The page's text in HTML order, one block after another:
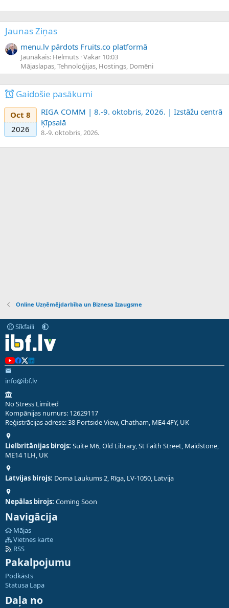
Jaunas Ziņas
menu.lv pārdots Fruits.co platformā
Jaunākais: Helmuts Vakar 10:03
Mājaslapas, Tehnoloģijas, Hostings, Domēni
Gaidošie pasākumi
Oct 8
2026
RIGA COMM | 8.-9. oktobris, 2026. | Izstāžu centrā
Ķīpsalā
8.-9. oktobris, 2026.
Online Uzņēmējdarbība un Biznesa Izaugsme
Sīkfaili
info@ibf.lv
No Stress Limited
Kompānijas numurs: 12629117
Reģistrācijas adrese: 38 Portside View, Chatham, ME4 4FY, UK
Lielbritānijas birojs: Suite M6, Old Library, St Faith Street, Maidstone,
ME14 1LH, UK
Latvijas birojs: Doma Laukums 2, Rīga, LV-1050, Latvija
Nepālas birojs: Coming Soon
Navigācija
Mājas
Vietnes karte
RSS
Pakalpojumu
Podkāsts
Statusa Lapa
Daļa no